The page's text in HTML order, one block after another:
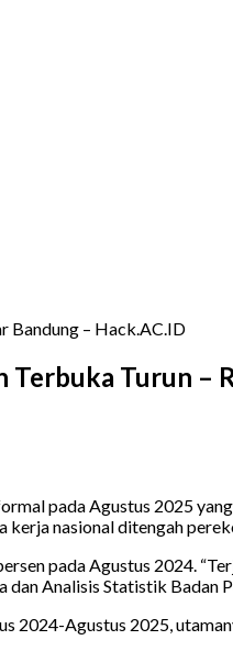
Bandung – Hack.AC.ID
Turun –
pada Agustus 2025
nasional ditengah
pada Agustus 2024.
Analisis Statistik Badan
2024-Agustus 2025,